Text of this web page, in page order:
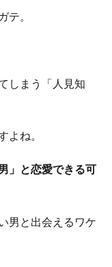
テ。
しまう「人見知
よね。
」と恋愛できる可
男と出会えるワケ